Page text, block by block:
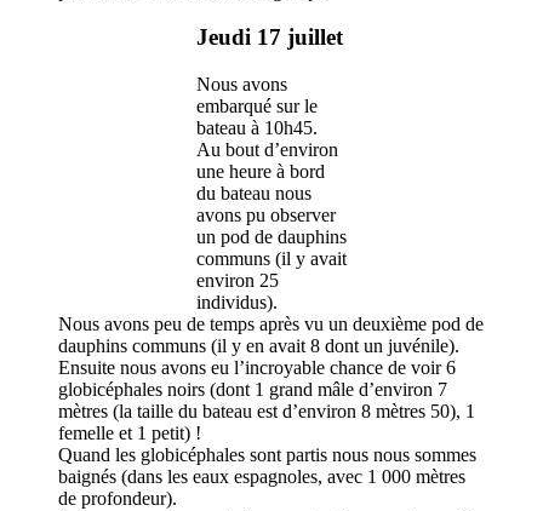
Jeudi 17 juillet
Nous avons
embarqué sur le
bateau à 10h45.
Au bout d’environ
une heure à bord
du bateau nous
avons pu observer
un pod de dauphins
communs (il y avait
environ 25
individus).
Nous avons peu de temps après vu un deuxième pod de
dauphins communs (il y en avait 8 dont un juvénile).
Ensuite nous avons eu l’incroyable chance de voir 6
globicéphales noirs (dont 1 grand mâle d’environ 7
mètres (la taille du bateau est d’environ 8 mètres 50), 1
femelle et 1 petit) !
Quand les globicéphales sont partis nous nous sommes
baignés (dans les eaux espagnoles, avec 1 000 mètres
de profondeur).